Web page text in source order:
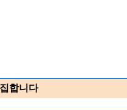
합니다